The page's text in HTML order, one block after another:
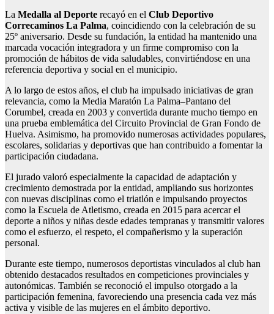
La Medalla al Deporte recayó en el Club Deportivo
Correcaminos La Palma, coincidiendo con la celebración de su
25º aniversario. Desde su fundación, la entidad ha mantenido una
marcada vocación integradora y un firme compromiso con la
promoción de hábitos de vida saludables, convirtiéndose en una
referencia deportiva y social en el municipio.
A lo largo de estos años, el club ha impulsado iniciativas de gran
relevancia, como la Media Maratón La Palma–Pantano del
Corumbel, creada en 2003 y convertida durante mucho tiempo en
una prueba emblemática del Circuito Provincial de Gran Fondo de
Huelva. Asimismo, ha promovido numerosas actividades populares,
escolares, solidarias y deportivas que han contribuido a fomentar la
participación ciudadana.
El jurado valoró especialmente la capacidad de adaptación y
crecimiento demostrada por la entidad, ampliando sus horizontes
con nuevas disciplinas como el triatlón e impulsando proyectos
como la Escuela de Atletismo, creada en 2015 para acercar el
deporte a niños y niñas desde edades tempranas y transmitir valores
como el esfuerzo, el respeto, el compañerismo y la superación
personal.
Durante este tiempo, numerosos deportistas vinculados al club han
obtenido destacados resultados en competiciones provinciales y
autonómicas. También se reconoció el impulso otorgado a la
participación femenina, favoreciendo una presencia cada vez más
activa y visible de las mujeres en el ámbito deportivo.